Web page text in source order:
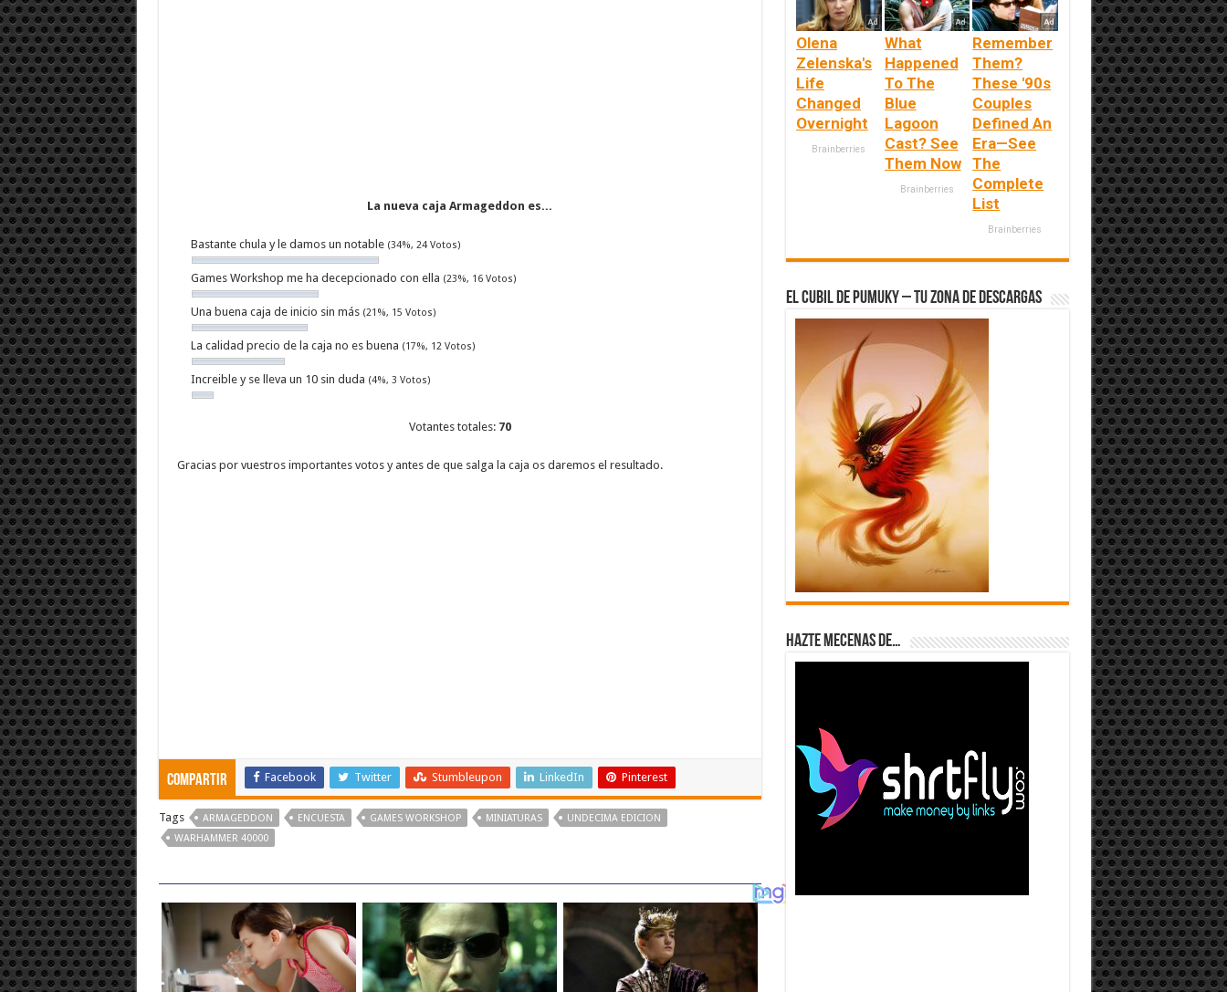
La nueva caja Armageddon es...
Bastante chula y le damos un notable (34%, 24 Votos)
Games Workshop me ha decepcionado con ella (23%, 16 Votos)
Una buena caja de inicio sin más (21%, 15 Votos)
La calidad precio de la caja no es buena (17%, 12 Votos)
Increible y se lleva un 10 sin duda (4%, 3 Votos)
Votantes totales: 70
Gracias por vuestros importantes votos y antes de que salga la caja os daremos el resultado.
Compartir Facebook Twitter Stumbleupon LinkedIn Pinterest
Tags ARMAGEDDON ENCUESTA GAMES WORKSHOP MINIATURAS
UNDECIMA EDICION
WARHAMMER 40000
Olena
Zelenska's
Life
Changed
Overnight
Brainberries
What
Happened
To The
Blue
Lagoon
Cast? See
Them Now
Brainberries
Remember
Them?
These '90s
Couples
Defined An
Era—See
The
Complete
List
Brainberries
El Cubil de Pumuky – Tu zona de Descargas
Hazte Mecenas de…